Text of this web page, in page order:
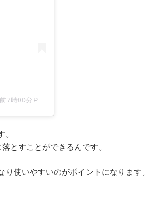
時00分PDT
とすことができるんです。
使いやすいのがポイントになります。